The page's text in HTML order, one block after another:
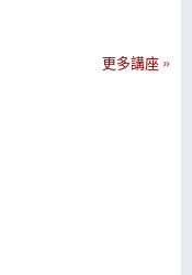
戰隊無堅不摧 經過多年的
更多講座